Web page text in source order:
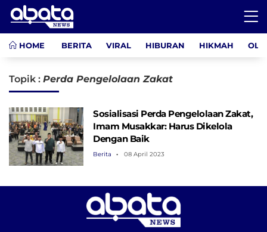
HOME BERITA VIRAL HIBURAN HIKMAH
Topik : Perda Pengelolaan Zakat
Sosialisasi Perda Pengelolaan Zakat,
Imam Musakkar: Harus Dikelola
Dengan Baik
Berita 08 April 2023